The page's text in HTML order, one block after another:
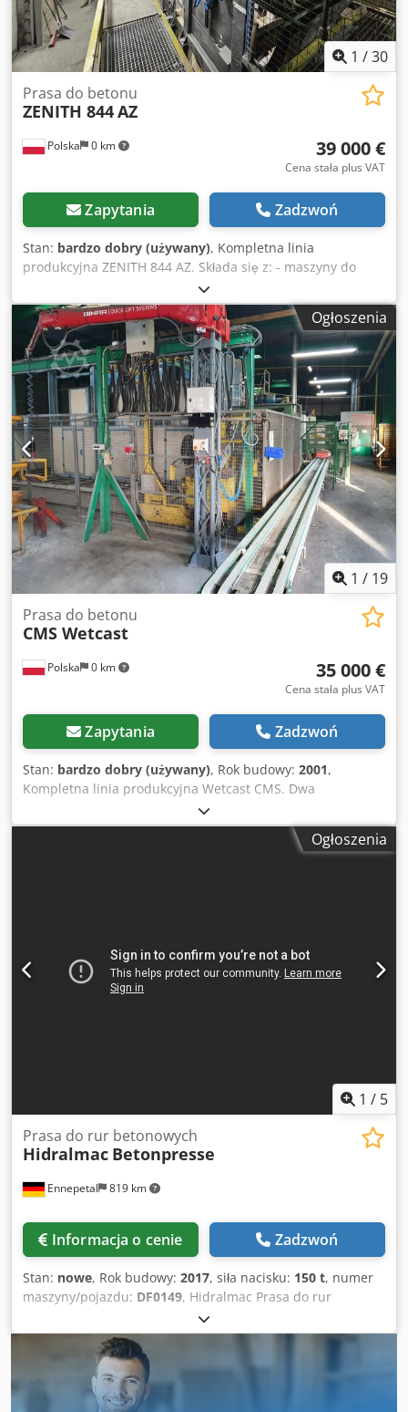
1 /30
Polska 0 km
Prasa do betonu
ZENITH 844AZ
39 000 €
Cena stała plus VAT
Zapytania Zadzwoń
Stan: bardzo dobry (używany), Kompletna linia
produkcyjna ZENITH 844 AZ. Składa się z: - maszyny do
produkcji bloczków Zenith 844 AZ z mieszanką frontową -
stacji pakowania z poziomym urządzeniem wiążącym - 10
form Dodpfx Aoy E Nd Njp Isck - 200 stalowych płyt
produkcyjnych Bardzo dobry stan. Nadal w produkcji.
Ogłoszenia
1 / 19
Polska 0 km
Prasa do betonu
CMS Wetcast
35 000 €
Cena stała plus VAT
Zapytania Zadzwoń
Stan: bardzo dobry (używany), Rok budowy: 2001,
Kompletna linia produkcyjna Wetcast CMS. Dwa
samochody paletowe (finger car) po obu stronach komory
dojrzewania, windy pionowe (elevator, lowerator),
olejowanie palet, system pneumatyczny do pobierania z
Ogłoszenia
1 / 5
Ennepetal 819 km
Prasa do rur betonowych
Hidralmac Betonpresse
Informacja o cenie Zadzwoń
Stan: nowe, Rok budowy: 2017, siła nacisku: 150 t, numer
maszyny/pojazdu: DF0149, Hidralmac Prasa do rur
betonowych – 150 t – 2.050 × 965 mm – podwójny cylinder
Na sprzedaż oferujemy hydrauliczną prasę do rur
betonowych od producenta Hidralmac o łącznej sile
nacisku do 150 t (2 × 75 t). Urządzenie zostało
zaprojektowane specjalnie do produkcji i obróbki rur